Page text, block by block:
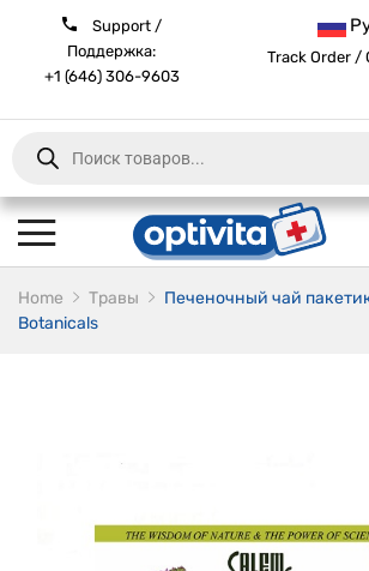
Support /
Поддержка:
+1 (646) 306-9603
Track Order /
Products
search
Home Травы
Печеночный чай
Botanicals